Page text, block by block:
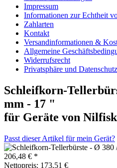
Impressum
Informationen zur Echtheit
Zahlarten
Kontakt
Versandinformationen &
Allgemeine
Widerrufsrecht
Privatsphäre und Datenschutz
Schleifkorn-
mm - 17 "
für Geräte von
Passt dieser Artikel für mein Gerät?
206,48 € *
Nettopreis: 173,51 €